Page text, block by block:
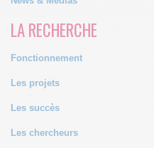
LA RECHERCHE
Fonctionnement
Les projets
Les succès
Les chercheurs